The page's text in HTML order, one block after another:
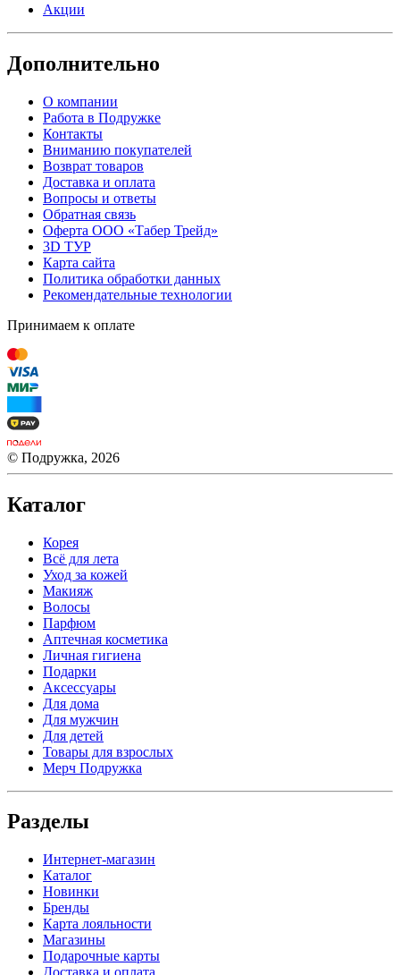
Акции
Дополнительно
О компании
Работа в Подружке
Контакты
Вниманию покупателей
Возврат товаров
Доставка и оплата
Вопросы и ответы
Обратная связь
Оферта ООО «Табер Трейд»
3D ТУР
Карта сайта
Политика обработки данных
Рекомендательные технологии
Принимаем к оплате
© Подружка, 2026
Каталог
Корея
Всё для лета
Уход за кожей
Макияж
Волосы
Парфюм
Аптечная косметика
Личная гигиена
Подарки
Аксессуары
Для дома
Для мужчин
Для детей
Товары для взрослых
Мерч Подружка
Разделы
Интернет-магазин
Каталог
Новинки
Бренды
Карта лояльности
Магазины
Подарочные карты